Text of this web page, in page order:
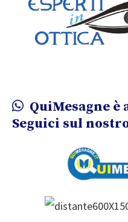
QuiMesagne è
Seguici sul